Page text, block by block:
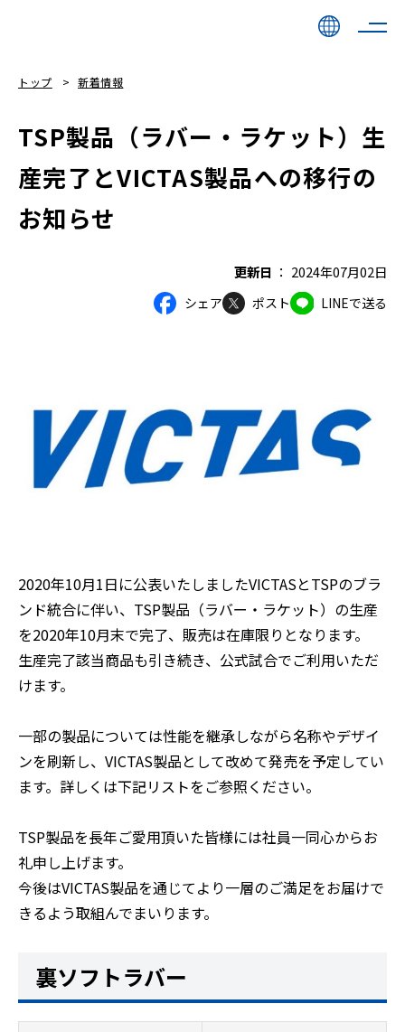
トップ 新着情報
TSP製品（ラバー・ラケット）生
産完了とVICTAS製品への移行の
お知らせ
更新日 2024年07月02日
シェア ポスト LINEで送る
2020年10月1日に公表いたしましたVICTASとTSPのブラ
ンド統合に伴い、TSP製品（ラバー・ラケット）の生産
を2020年10月末で完了、販売は在庫限りとなります。
生産完了該当商品も引き続き、公式試合でご利用いただ
けます。
一部の製品については性能を継承しながら名称やデザイ
ンを刷新し、VICTAS製品として改めて発売を予定してい
ます。詳しくは下記リストをご参照ください。
TSP製品を長年ご愛用頂いた皆様には社員一同心からお
礼申し上げます。
今後はVICTAS製品を通じてより一層のご満足をお届けで
きるよう取組んでまいります。
裏ソフトラバー